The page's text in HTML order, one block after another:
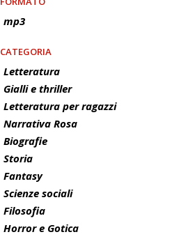
mp3
CATEGORIA
Letteratura
Gialli e thriller
Letteratura per ragazzi
Narrativa Rosa
Biografie
Storia
Fantasy
Scienze sociali
Filosofia
Horror e Gotica